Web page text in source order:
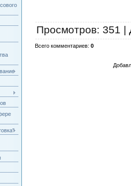
Просмотров: 351 |
Всего комментариев:0